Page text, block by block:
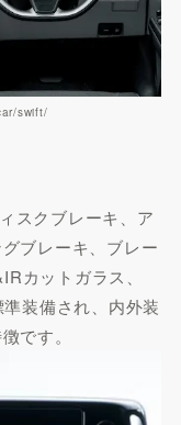
swift/
スクブレーキ、ア
ブレーキ、ブレー
カットガラス、
装備され、内外装
です。